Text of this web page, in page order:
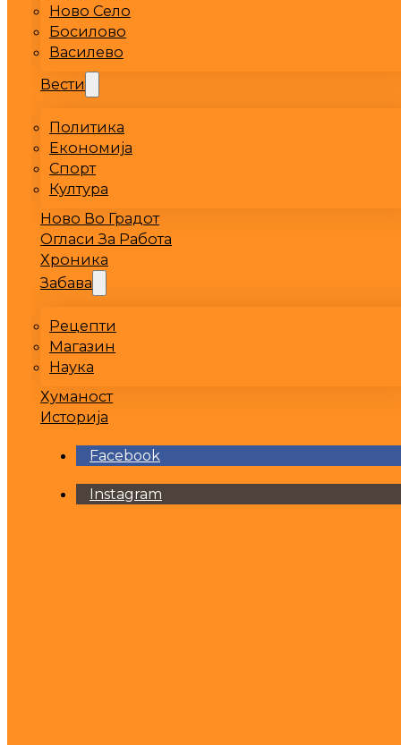
Ново Село
Босилово
Василево
Вести
Политика
Економија
Спорт
Култура
Ново Во Градот
Огласи За Работа
Хроника
Забава
Рецепти
Магазин
Наука
Хуманост
Историја
Facebook
Instagram